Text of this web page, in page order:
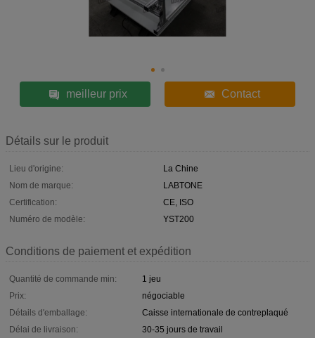
meilleur prix Contact
Détails sur le produit
Lieu d'origine:
La Chine
Nom de marque:
LABTONE
Certification:
CE, ISO
Numéro de modèle:
YST200
Conditions de paiement et expédition
Quantité de commande min:
1 jeu
Prix:
négociable
Détails d'emballage:
Caisse internationale de contreplaqué
Délai de livraison:
30-35 jours de travail